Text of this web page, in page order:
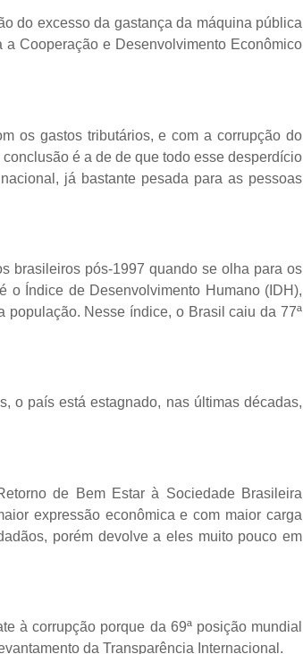
do excesso da gastança da máquina pública
Cooperação e Desenvolvimento Econômico
os gastos tributários, e com a corrupção do
é a de de que todo esse desperdício
já bastante pesada para as pessoas
brasileiros pós-1997 quando se olha para os
o Índice de Desenvolvimento Humano (IDH),
população. Nesse índice, o Brasil caiu da 77ª
o país está estagnado, nas últimas décadas,
de Bem Estar à Sociedade Brasileira
expressão econômica e com maior carga
porém devolve a eles muito pouco em
à corrupção porque da 69ª posição mundial
da Transparência Internacional.